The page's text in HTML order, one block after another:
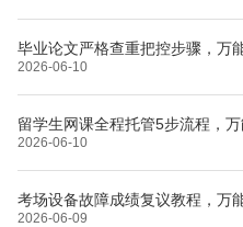
毕业论文严格查重把控步骤，万
2026-06-10
留学生网课全程托管5步流程，
2026-06-10
考场设备故障成绩复议教程，万
2026-06-09